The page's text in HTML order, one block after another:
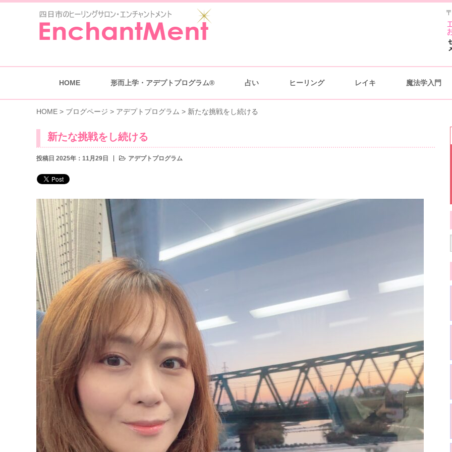
HOME 形而上学・アデプトプログラム® 占い ヒーリング レイキ 魔法学入門
HOME > ブログページ > アデプトプログラム > 新たな挑戦をし続ける
新たな挑戦をし続ける
投稿日 2025年：11月29日 アデプトプログラム